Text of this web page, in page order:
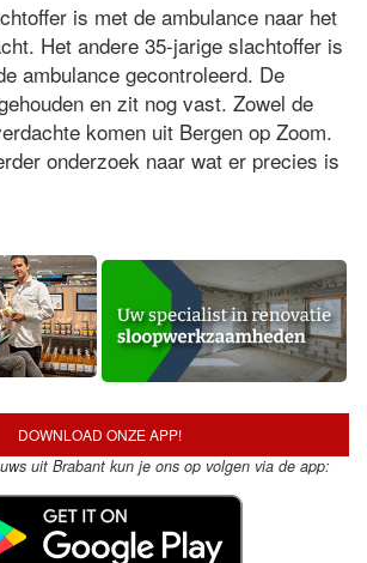
is met de ambulance naar het
Het andere 35-jarige slachtoffer is
ambulance gecontroleerd. De
en zit nog vast. Zowel de
komen uit Bergen op Zoom.
onderzoek naar wat er precies is
DOWNLOAD ONZE APP!
uit Brabant kun je ons op volgen via de app: